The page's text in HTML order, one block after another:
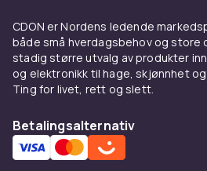
CDON er Nordens ledende
både små hverdagsbehov og store
stadig større utvalg av produkter
og elektronikk til hage, skjønnhet
Ting for livet, rett og slett.
Betalingsalternativ